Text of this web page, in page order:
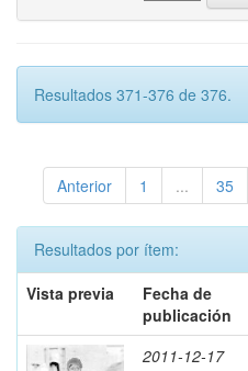
Resultados 371-376 de 376.
Anterior 1 ... 35
Resultados por ítem:
Vista previa
Fecha de
publicación
2011-12-17